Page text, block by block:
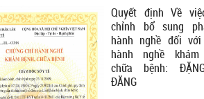
Quyết định Về
chỉnh bổ sung
hành nghề đối với
hành nghề khám
chữa bệnh:
ĐĂNG